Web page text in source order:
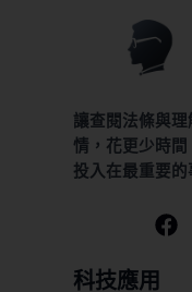
讓查閱法條與
情，花更少時
投入在最重要的
科技應用